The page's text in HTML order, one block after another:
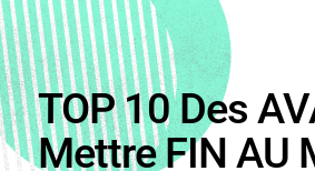
TOP 10 Des
Mettre FIN AU